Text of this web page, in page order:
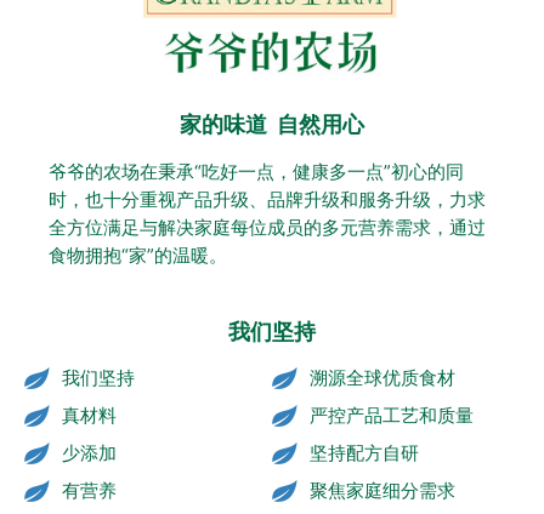
家的味道 自然用心
爷爷的农场在秉承“吃好一点，健康多一点”初心的同
时，也十分重视产品升级、品牌升级和服务升级，力求
全方位满足与解决家庭每位成员的多元营养需求，通过
食物拥抱“家”的温暖。
我们坚持
我们坚持
溯源全球优质食材
真材料
严控产品工艺和质量
少添加
坚持配方自研
有营养
聚焦家庭细分需求